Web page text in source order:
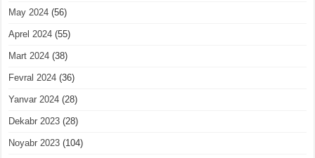
May 2024 (56)
Aprel 2024 (55)
Mart 2024 (38)
Fevral 2024 (36)
Yanvar 2024 (28)
Dekabr 2023 (28)
Noyabr 2023 (104)